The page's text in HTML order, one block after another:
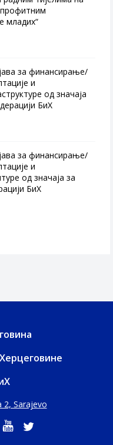
младих“
за финансирање/
и
од значаја
БиХ
за финансирање/
и
од значаја за
БиХ
2, Sarajevo